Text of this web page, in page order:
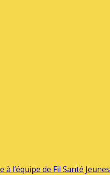
l’équipe de Fil Santé Jeunes